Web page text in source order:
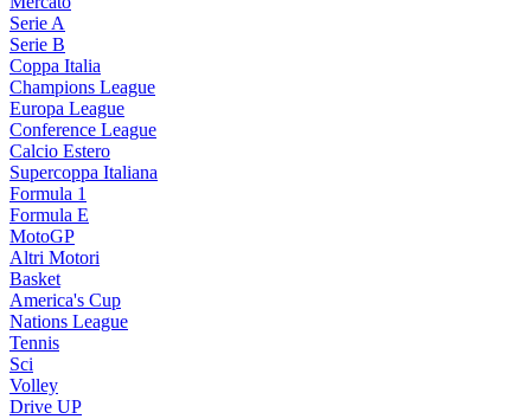
Serie A
Serie B
Coppa Italia
Champions League
Europa League
Conference League
Calcio Estero
Supercoppa Italiana
Formula 1
Formula E
MotoGP
Altri Motori
Basket
America's Cup
Nations League
Tennis
Sci
Volley
Drive UP